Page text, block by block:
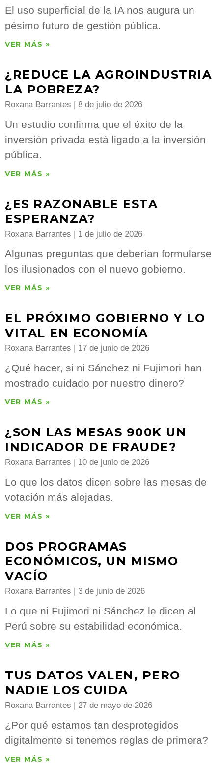
El uso superficial de la IA nos augura un
pésimo futuro de gestión pública.
VER MÁS »
¿REDUCE LA AGROINDUSTRIA
LA POBREZA?
Roxana Barrantes 8 de julio de 2026
Un estudio confirma que el éxito de la
inversión privada está ligado a la inversión
pública.
VER MÁS »
¿ES RAZONABLE ESTA
ESPERANZA?
Roxana Barrantes 1 de julio de 2026
Algunas preguntas que deberían formularse
los ilusionados con el nuevo gobierno.
VER MÁS »
EL PRÓXIMO GOBIERNO Y LO
VITAL EN ECONOMÍA
Roxana Barrantes 17 de junio de 2026
¿Qué hacer, si ni Sánchez ni Fujimori han
mostrado cuidado por nuestro dinero?
VER MÁS »
¿SON LAS MESAS 900K UN
INDICADOR DE FRAUDE?
Roxana Barrantes 10 de junio de 2026
Lo que los datos dicen sobre las mesas de
votación más alejadas.
VER MÁS »
DOS PROGRAMAS
ECONÓMICOS, UN MISMO
VACÍO
Roxana Barrantes 3 de junio de 2026
Lo que ni Fujimori ni Sánchez le dicen al
Perú sobre su estabilidad económica.
VER MÁS »
TUS DATOS VALEN, PERO
NADIE LOS CUIDA
Roxana Barrantes 27 de mayo de 2026
¿Por qué estamos tan desprotegidos
digitalmente si tenemos reglas de primera?
VER MÁS »